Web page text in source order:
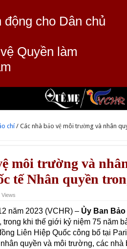
cho Dân chủ
Quyền làm
chí / Các nhà bảo vệ môi trường và nhân
môi trường và
tế Nhân quyền
Views
năm 2023 (VCHR) – Ủy Ban
trong khi thế giới kỷ niệm 75 năm
Liên Hiệp Quốc công bố tại
quyền và môi trường, các